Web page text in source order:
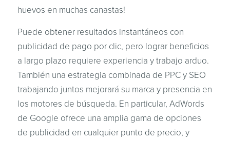
huevos en muchas canastas!
Puede obtener resultados instantáneos con
publicidad de pago por clic, pero lograr beneficios
a largo plazo requiere experiencia y trabajo arduo.
También una estrategia combinada de PPC y SEO
trabajando juntos mejorará su marca y presencia en
los motores de búsqueda. En particular, AdWords
de Google ofrece una amplia gama de opciones
de publicidad en cualquier punto de precio, y